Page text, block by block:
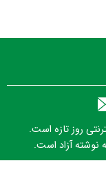
روز تازه است.
نوشته آزاد است.